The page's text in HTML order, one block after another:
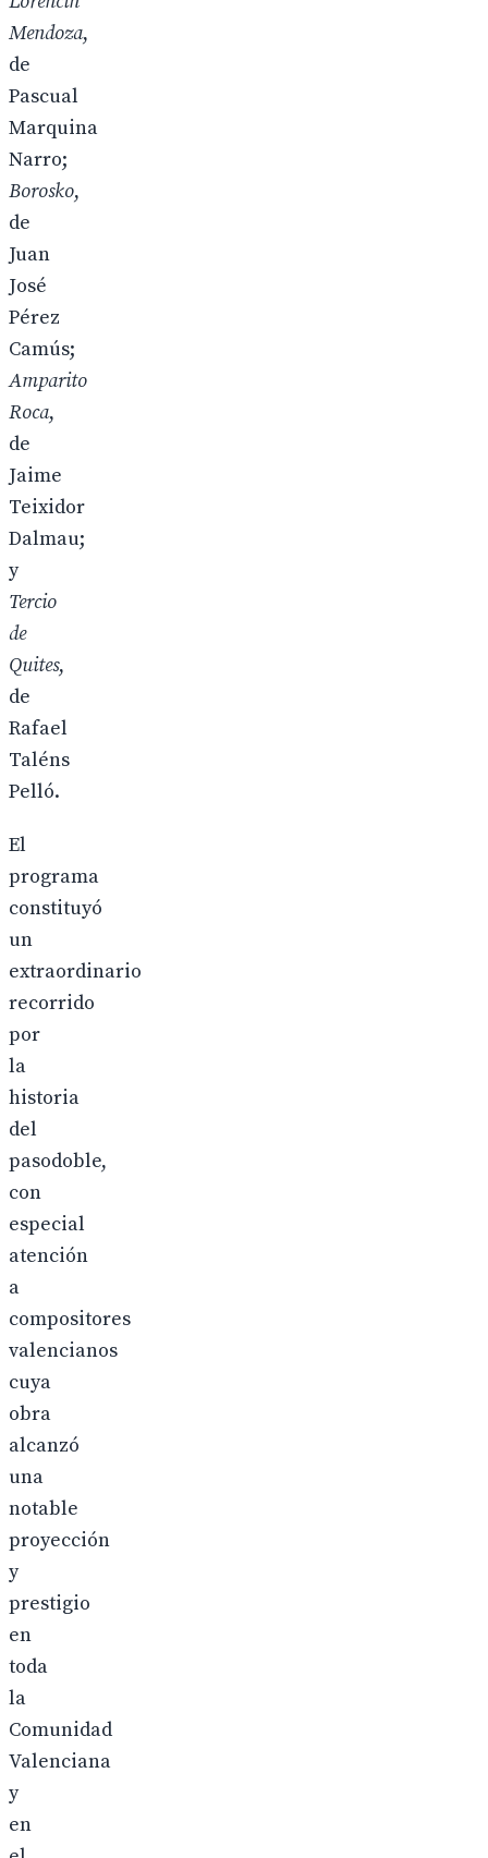
Mendoza,
de
Pascual
Marquina
Narro;
Borosko,
de
Juan
José
Pérez
Camús;
Amparito
Roca,
de
Jaime
Teixidor
Dalmau;
y
Tercio
de
Quites,
de
Rafael
Taléns
Pelló.
El
programa
constituyó
un
extraordinario
recorrido
por
la
historia
del
pasodoble,
con
especial
atención
a
compositores
valencianos
cuya
obra
alcanzó
una
notable
proyección
y
prestigio
en
toda
la
Comunidad
Valenciana
y
en